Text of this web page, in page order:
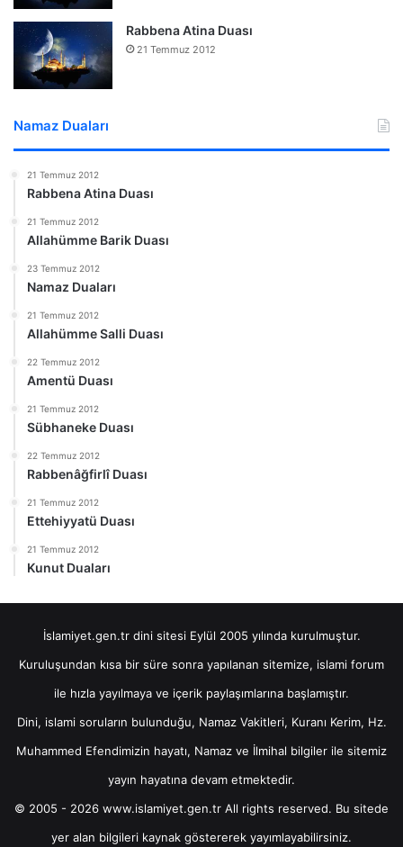
Rabbena Atina Duası
21 Temmuz 2012
Namaz Duaları
21 Temmuz 2012
Rabbena Atina Duası
21 Temmuz 2012
Allahümme Barik Duası
23 Temmuz 2012
Namaz Duaları
21 Temmuz 2012
Allahümme Salli Duası
22 Temmuz 2012
Amentü Duası
21 Temmuz 2012
Sübhaneke Duası
22 Temmuz 2012
Rabbenâğfirlî Duası
21 Temmuz 2012
Ettehiyyatü Duası
21 Temmuz 2012
Kunut Duaları
İslamiyet.gen.tr dini sitesi Eylül 2005 yılında kurulmuştur.
Kuruluşundan kısa bir süre sonra yapılanan sitemize, islami forum
ile hızla yayılmaya ve içerik paylaşımlarına başlamıştır.
Dini, islami soruların bulunduğu, Namaz Vakitleri, Kuranı Kerim, Hz.
Muhammed Efendimizin hayatı, Namaz ve İlmihal bilgiler ile sitemiz
yayın hayatına devam etmektedir.
© 2005 - 2026 www.islamiyet.gen.tr All rights reserved. Bu sitede
yer alan bilgileri kaynak göstererek yayımlayabilirsiniz.